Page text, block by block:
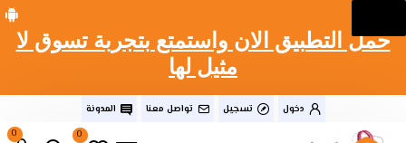
حمل التطبيق الان واستمتع بتجربة تسوق لا
مثيل لها
دخول تسجيل تواصل معنا
المدونة
0
0